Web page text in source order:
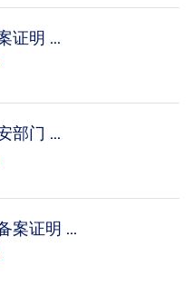
证明 ...
部门 ...
案证明 ...